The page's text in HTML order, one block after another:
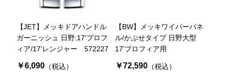
【JET】メッキドアハンドル
ガーニッシュ 日野:17’プロフ
ィア/17’レンジャー 572227
￥6,090（税込）
【BW】メッキワイパーパネ
ル/かぶせタイプ 日野大型
17’プロフィア用
￥72,590（税込）